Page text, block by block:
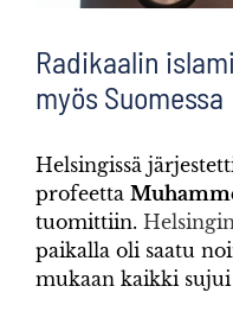
Radikaalin
myös Suomessa
Helsingissä
profeetta
tuomittiin.
paikalla oli saatu
mukaan kaikki sujui